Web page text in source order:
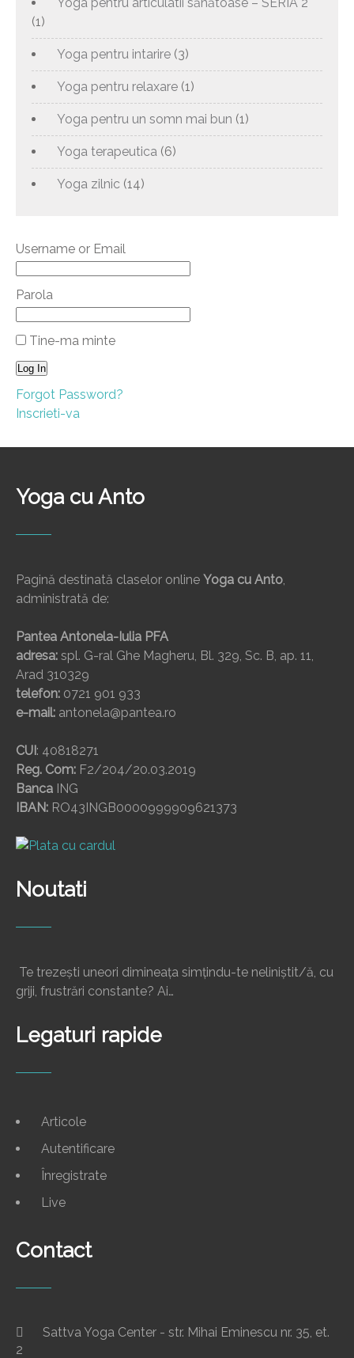
(1)
Yoga pentru intarire (3)
Yoga pentru relaxare (1)
Yoga pentru un somn mai bun (1)
Yoga terapeutica (6)
Yoga zilnic (14)
Username or Email
Parola
Tine-ma minte
Forgot Password?
Inscrieti-va
Yoga cu Anto
Pagină destinată claselor online Yoga cu Anto,
administrată de:
Pantea Antonela-Iulia PFA
adresa: spl. G-ral Ghe Magheru, Bl. 329, Sc. B, ap. 11,
Arad 310329
telefon: 0721 901 933
e-mail: antonela@pantea.ro
CUI: 40818271
Reg. Com: F2/204/20.03.2019
Banca ING
IBAN: RO43INGB0000999909621373
Noutati
Te trezești uneori dimineața simțindu-te neliniștit/ă, cu
griji, frustrări constante? Ai…
Legaturi rapide
Articole
Autentificare
Înregistrate
Live
Contact
Sattva Yoga Center - str. Mihai Eminescu nr. 35, et.
2